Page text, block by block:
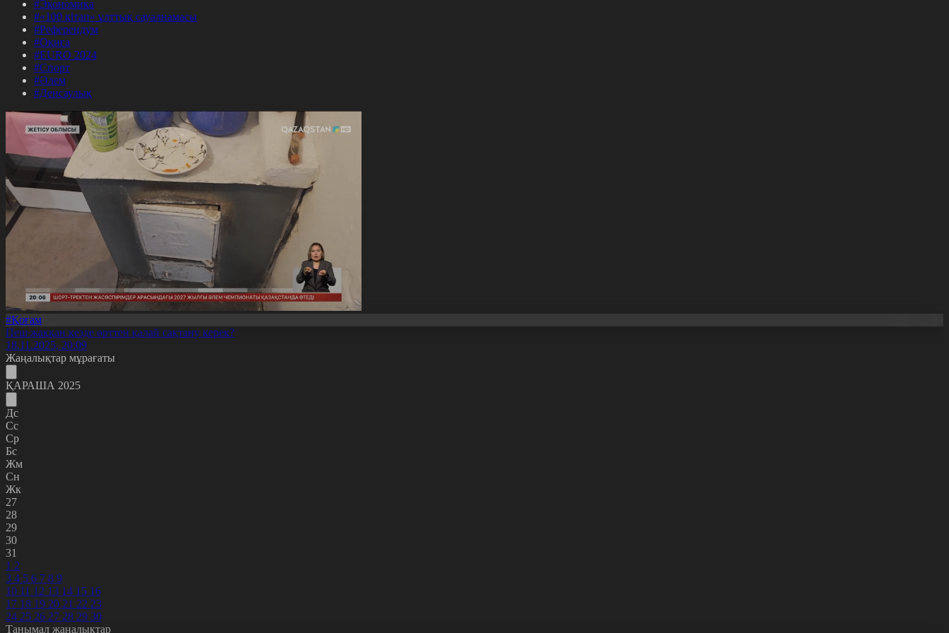
#Экономика
#«100 кітап» ұлттық сауалнамасы
#Референдум
#Оқиға
#EURO 2024
#Спорт
#Әлем
#Денсаулық
#Қоғам
Пеш жаққан кезде өрттен қалай сақтану керек?
18.11.2025, 20:09
Жаңалықтар мұрағаты
ҚАРАША 2025
Дс
Сс
Ср
Бс
Жм
Сн
Жк
27
28
29
30
31
1 2
3 4 5 6 7 8 9
10 11 12 13 14 15 16
17 18 19 20 21 22 23
24 25 26 27 28 29 30
Танымал жаңалықтар